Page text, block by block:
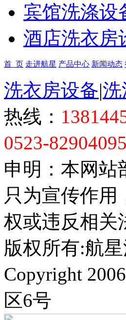
宾馆洗涤设
酒店洗衣房
首 页 走进航星 产品中心 新闻动态
洗衣房设备|洗
热线：
0523-82904095
申明：本网站
只为宣传作用
权或违反相关
版权所有:航
Copyright
区6号